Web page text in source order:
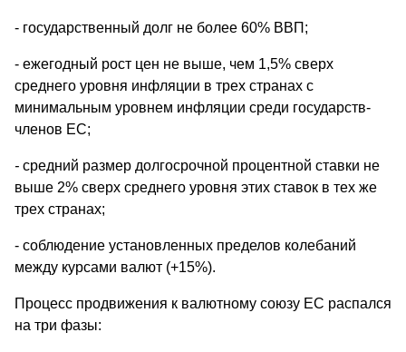
- государственный долг не более 60% ВВП;
- ежегодный рост цен не выше, чем 1,5% сверх
среднего уровня инфляции в трех странах с
минимальным уровнем инфляции среди государств-
членов ЕС;
- средний размер долгосрочной процентной ставки не
выше 2% сверх среднего уровня этих ставок в тех же
трех странах;
- соблюдение установленных пределов колебаний
между курсами валют (+15%).
Процесс продвижения к валютному союзу ЕС распался
на три фазы: